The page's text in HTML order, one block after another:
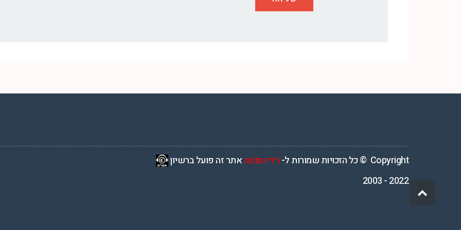
Copyright © כל הזכויות שמורות ל- רדיו מנטהאתר זה פועל ברשיון
2022 - 2003